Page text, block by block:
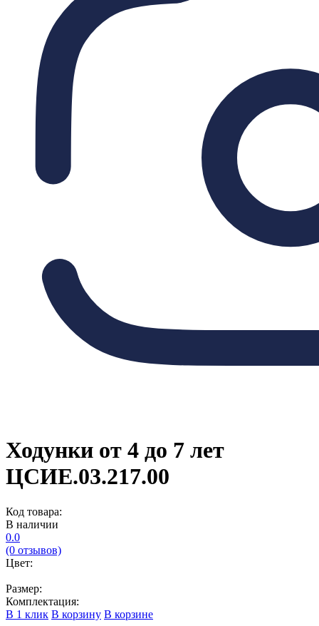
Ходунки от 4 до 7 лет
ЦСИЕ.03.217.00
Код товара:
В наличии
0.0
(0 отзывов)
Цвет:
Размер:
Комплектация:
В 1 клик В корзину В корзине